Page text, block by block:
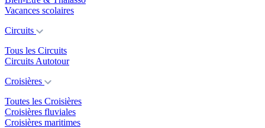
Vacances scolaires
Circuits
Tous les Circuits
Circuits Autotour
Croisières
Toutes les Croisières
Croisières fluviales
Croisières maritimes